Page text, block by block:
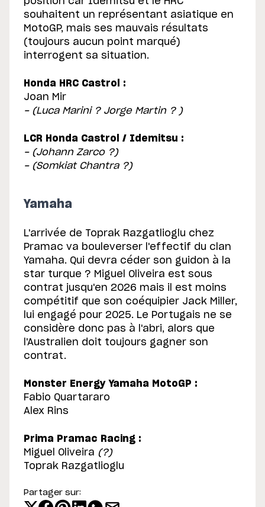
souhaitent un représentant asiatique en
MotoGP, mais ses mauvais résultats
(toujours aucun point marqué)
interrogent sa situation.
Honda HRC Castrol :
Joan Mir
- (Luca Marini ? Jorge Martin ? )
LCR Honda Castrol / Idemitsu :
- (Johann Zarco ?)
- (Somkiat Chantra ?)
Yamaha
L'arrivée de Toprak Razgatlioglu chez
Pramac va bouleverser l'effectif du clan
Yamaha. Qui devra céder son guidon à la
star turque ? Miguel Oliveira est sous
contrat jusqu'en 2026 mais il est moins
compétitif que son coéquipier Jack Miller,
lui engagé pour 2025. Le Portugais ne se
considère donc pas à l'abri, alors que
l'Australien doit toujours gagner son
contrat.
Monster Energy Yamaha MotoGP :
Fabio Quartararo
Alex Rins
Prima Pramac Racing :
Miguel Oliveira (?)
Toprak Razgatlioglu
Partager sur: